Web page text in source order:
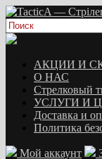
АКЦИИ И
О НАС
Стрелковый
УСЛУГИ И
Доставка и
Политика
Мой аккаунт